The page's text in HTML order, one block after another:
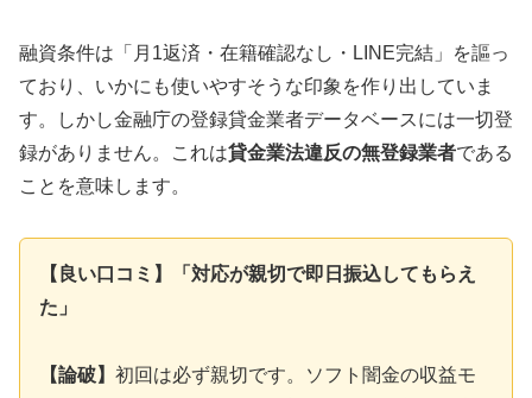
融資条件は「月1返済・在籍確認なし・LINE完結」を謳っ
ており、いかにも使いやすそうな印象を作り出していま
す。しかし金融庁の登録貸金業者データベースには一切登
録がありません。これは貸金業法違反の無登録業者である
ことを意味します。
【良い口コミ】「対応が親切で即日振込してもらえ
た」
【論破】 初回は必ず親切です。ソフト闇金の収益モ